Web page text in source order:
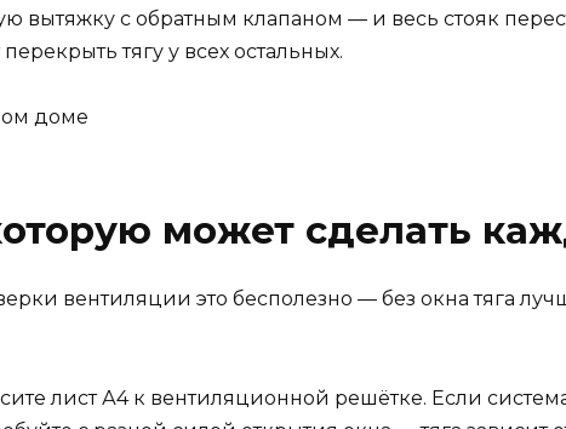
вытяжку с обратным клапаном — и весь стояк
тягу у всех остальных.
может сделать
вентиляции это бесполезно — без окна тяга
лист А4 к вентиляционной решётке. Если